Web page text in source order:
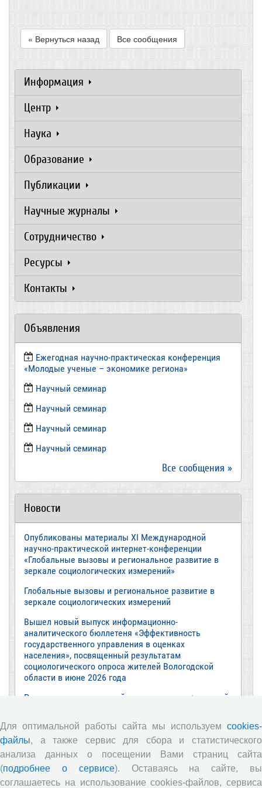
« Вернуться назад Все сообщения
Информация
Центр
Наука
Образование
Публикации
Научные журналы
Сотрудничество
Ресурсы
Контакты
Объявления
Ежегодная научно-практическая конференция
«Молодые ученые – экономике региона»
​Научный семинар
​Научный семинар
Научный семинар
​Научный семинар
Все сообщения »
Новости
Опубликованы материалы XI Международной
научно-практической интернет-конференции
«Глобальные вызовы и региональное развитие в
зеркале социологических измерений»
Глобальные вызовы и региональное развитие в
зеркале социологических измерений
Вышел новый выпуск информационно-
аналитического бюллетеня «Эффективность
государственного управления в оценках
населения», посвященный результатам
социологического опроса жителей Вологодской
области в июне 2026 года
Развитие академической науки в регионе: круглый
и Вологодской области
ВолНЦ РАН традиционно принял участие в
очередной сессии Российско-французского
научного семинара (г. Москва, ИНП РАН)
Все сообщения »
Для оптимальной работы сайта мы используем cookies-
файлы, а также сервис для сбора и статистического
анализа данных о посещении Вами страниц сайта
(подробнее о сервисе). Оставаясь на сайте, вы
соглашаетесь на использование cookies-файлов, сервиса